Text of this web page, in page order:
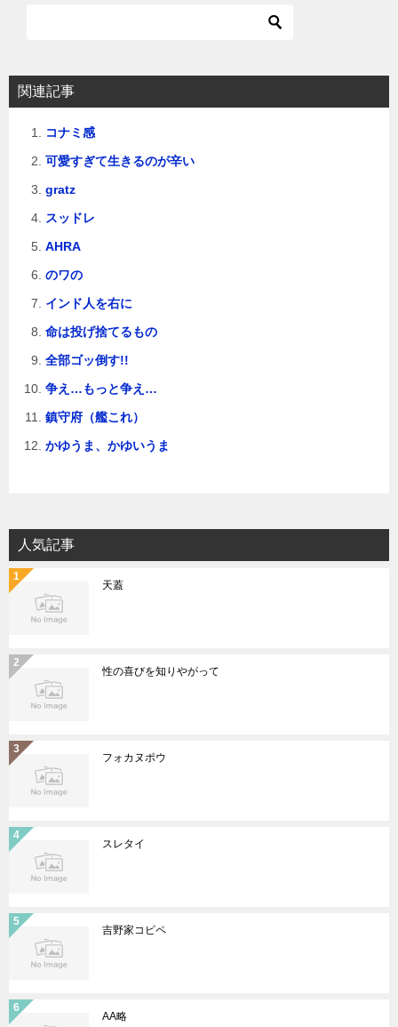
ョ
ン
関連記事
コナミ感
可愛すぎて生きるのが辛い
gratz
スッドレ
AHRA
のワの
インド人を右に
命は投げ捨てるもの
全部ゴッ倒す!!
争え…もっと争え…
鎮守府（艦これ）
かゆうま、かゆいうま
人気記事
天蓋
性の喜びを知りやがって
フォカヌポウ
スレタイ
吉野家コピペ
AA略